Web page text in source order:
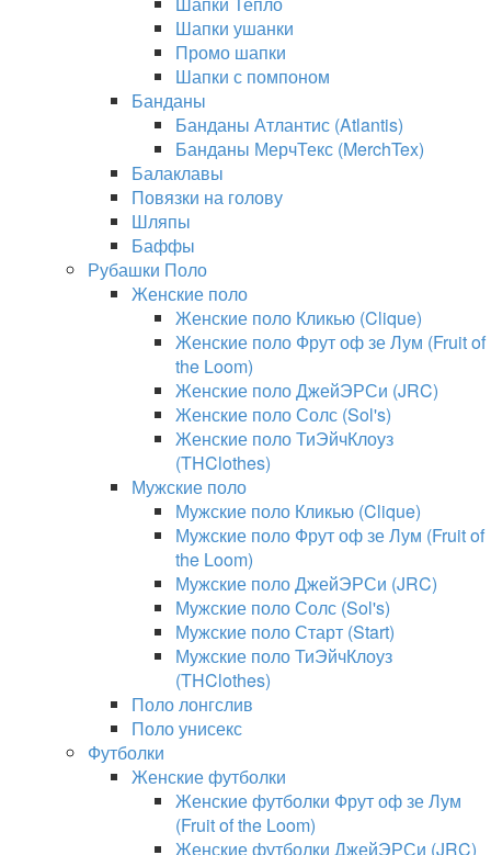
Шапки ушанки
Промо шапки
Шапки с помпоном
Банданы
Банданы Атлантис (Atlantis)
Банданы МерчТекс (MerchTex)
Балаклавы
Повязки на голову
Шляпы
Баффы
Рубашки Поло
Женские поло
Женские поло Кликью (Clique)
Женские поло Фрут оф зе Лум (Fruit of
the Loom)
Женские поло ДжейЭРСи (JRC)
Женские поло Солс (Sol's)
Женские поло ТиЭйчКлоуз
(THClothes)
Мужские поло
Мужские поло Кликью (Clique)
Мужские поло Фрут оф зе Лум (Fruit of
the Loom)
Мужские поло ДжейЭРСи (JRC)
Мужские поло Солс (Sol's)
Мужские поло Старт (Start)
Мужские поло ТиЭйчКлоуз
(THClothes)
Поло лонгслив
Поло унисекс
Футболки
Женские футболки
Женские футболки Фрут оф зе Лум
(Fruit of the Loom)
Женские футболки ДжейЭРСи (JRC)